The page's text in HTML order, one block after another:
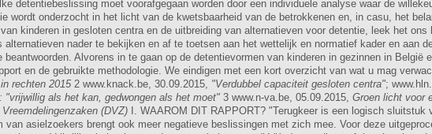
rechten 20152 www.knack.be, 30.09.2015, "Verdubbel capaciteit gesloten centra";
"vrijwillig als het kan, gedwongen als het moet" 3 www.n-va.be, 05.09.2015, Groen licht voor
(DVZ) I. WAAROM DIT RAPPORT? "Terugkeer is een logisch sluitstuk
van asielzoekers brengt ook meer negatieve beslissingen met zich mee. Voor deze